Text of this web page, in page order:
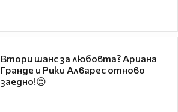
Втори шанс за любовта? Ариана
Гранде и Рики Алварес отново
заедно!😍